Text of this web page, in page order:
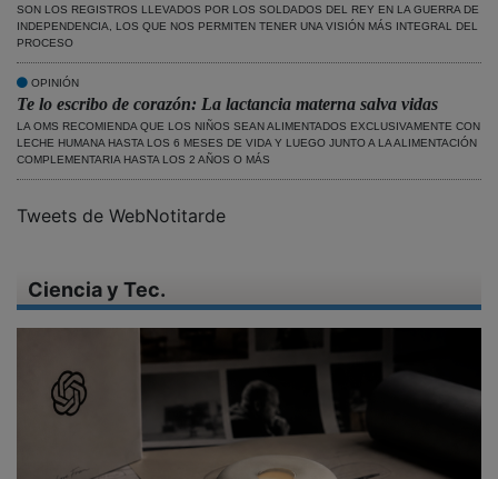
SON LOS REGISTROS LLEVADOS POR LOS SOLDADOS DEL REY EN LA GUERRA DE
INDEPENDENCIA, LOS QUE NOS PERMITEN TENER UNA VISIÓN MÁS INTEGRAL DEL
PROCESO
OPINIÓN
Te lo escribo de corazón: La lactancia materna salva vidas
LA OMS RECOMIENDA QUE LOS NIÑOS SEAN ALIMENTADOS EXCLUSIVAMENTE CON
LECHE HUMANA HASTA LOS 6 MESES DE VIDA Y LUEGO JUNTO A LA ALIMENTACIÓN
COMPLEMENTARIA HASTA LOS 2 AÑOS O MÁS
Tweets de WebNotitarde
Ciencia y Tec.